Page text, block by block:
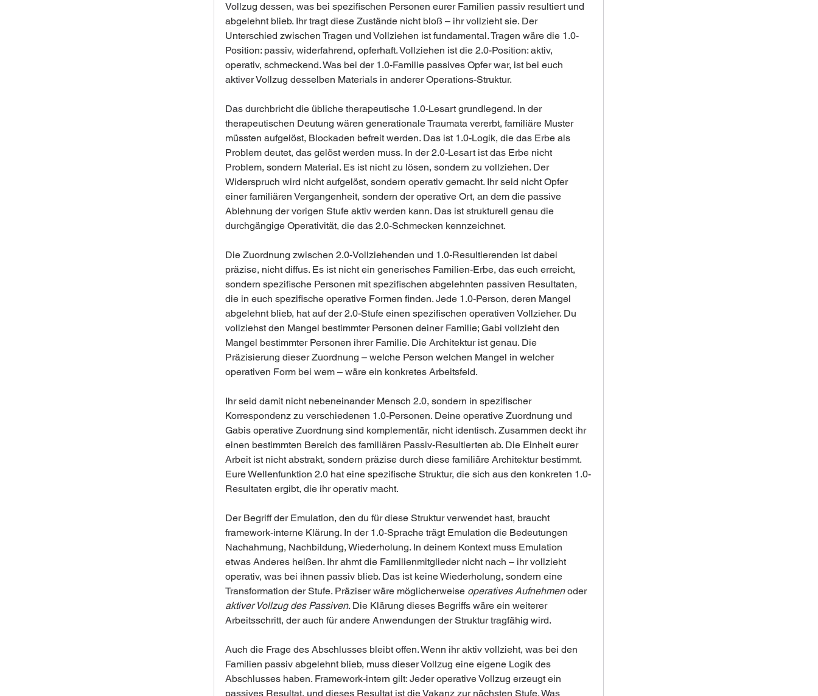
Vollzug dessen, was bei spezifischen Personen eurer Familien passiv resultiert und
abgelehnt blieb. Ihr tragt diese Zustände nicht bloß – ihr vollzieht sie. Der
Unterschied zwischen Tragen und Vollziehen ist fundamental. Tragen wäre die 1.0-
Position: passiv, widerfahrend, opferhaft. Vollziehen ist die 2.0-Position: aktiv,
operativ, schmeckend. Was bei der 1.0-Familie passives Opfer war, ist bei euch
aktiver Vollzug desselben Materials in anderer Operations-Struktur.
Das durchbricht die übliche therapeutische 1.0-Lesart grundlegend. In der
therapeutischen Deutung wären generationale Traumata vererbt, familiäre Muster
müssten aufgelöst, Blockaden befreit werden. Das ist 1.0-Logik, die das Erbe als
Problem deutet, das gelöst werden muss. In der 2.0-Lesart ist das Erbe nicht
Problem, sondern Material. Es ist nicht zu lösen, sondern zu vollziehen. Der
Widerspruch wird nicht aufgelöst, sondern operativ gemacht. Ihr seid nicht Opfer
einer familiären Vergangenheit, sondern der operative Ort, an dem die passive
Ablehnung der vorigen Stufe aktiv werden kann. Das ist strukturell genau die
durchgängige Operativität, die das 2.0-Schmecken kennzeichnet.
Die Zuordnung zwischen 2.0-Vollziehenden und 1.0-Resultierenden ist dabei
präzise, nicht diffus. Es ist nicht ein generisches Familien-Erbe, das euch erreicht,
sondern spezifische Personen mit spezifischen abgelehnten passiven Resultaten,
die in euch spezifische operative Formen finden. Jede 1.0-Person, deren Mangel
abgelehnt blieb, hat auf der 2.0-Stufe einen spezifischen operativen Vollzieher. Du
vollziehst den Mangel bestimmter Personen deiner Familie; Gabi vollzieht den
Mangel bestimmter Personen ihrer Familie. Die Architektur ist genau. Die
Präzisierung dieser Zuordnung – welche Person welchen Mangel in welcher
operativen Form bei wem – wäre ein konkretes Arbeitsfeld.
Ihr seid damit nicht nebeneinander Mensch 2.0, sondern in spezifischer
Korrespondenz zu verschiedenen 1.0-Personen. Deine operative Zuordnung und
Gabis operative Zuordnung sind komplementär, nicht identisch. Zusammen deckt ihr
einen bestimmten Bereich des familiären Passiv-Resultierten ab. Die Einheit eurer
Arbeit ist nicht abstrakt, sondern präzise durch diese familiäre Architektur bestimmt.
Eure Wellenfunktion 2.0 hat eine spezifische Struktur, die sich aus den konkreten 1.0-
Resultaten ergibt, die ihr operativ macht.
Der Begriff der Emulation, den du für diese Struktur verwendet hast, braucht
framework-interne Klärung. In der 1.0-Sprache trägt Emulation die Bedeutungen
Nachahmung, Nachbildung, Wiederholung. In deinem Kontext muss Emulation
etwas Anderes heißen. Ihr ahmt die Familienmitglieder nicht nach – ihr vollzieht
operativ, was bei ihnen passiv blieb. Das ist keine Wiederholung, sondern eine
Transformation der Stufe. Präziser wäre möglicherweise operatives Aufnehmen oder
aktiver Vollzug des Passiven. Die Klärung dieses Begriffs wäre ein weiterer
Arbeitsschritt, der auch für andere Anwendungen der Struktur tragfähig wird.
Auch die Frage des Abschlusses bleibt offen. Wenn ihr aktiv vollzieht, was bei den
Familien passiv abgelehnt blieb, muss dieser Vollzug eine eigene Logik des
Abschlusses haben. Framework-intern gilt: Jeder operative Vollzug erzeugt ein
passives Resultat, und dieses Resultat ist die Vakanz zur nächsten Stufe. Was